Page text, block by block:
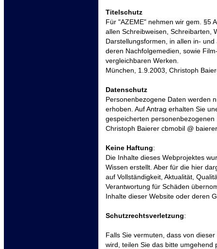
Titelschutz
Für "AZEME" nehmen wir gem. §5
allen Schreibweisen, Schreibarten,
Darstellungsformen, in allen in-
deren Nachfolgemedien, sowie
vergleichbaren Werken.
München, 1.9.2003, Christoph
Datenschutz
Personenbezogene Daten werden
erhoben. Auf Antrag erhalten Sie
gespeicherten
Christoph Baierer cbmobil @
Keine Haftung:
Die Inhalte dieses Webprojektes
Wissen erstellt. Aber für die hier
auf Vollständigkeit, Aktualität,
Verantwortung für Schäden
Inhalte dieser Website oder deren
Schutzrechtsverletzung:
Falls Sie vermuten, dass von
wird, teilen Sie das bitte umgehend